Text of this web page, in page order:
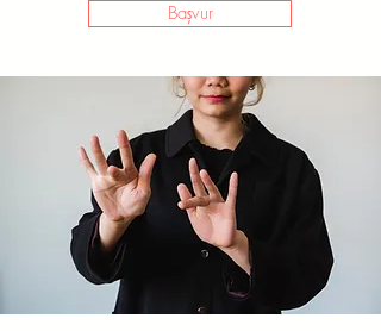
Başvur